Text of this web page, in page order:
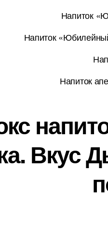
Напиток
Напиток
Напиток
Вкус